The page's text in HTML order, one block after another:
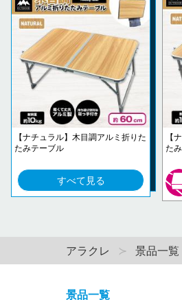
【ナチュラル】木目調アルミ折りた
たみテーブル
すべて見る
【
た
アラクレ 景品一覧
景品一覧